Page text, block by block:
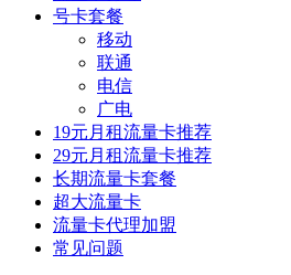
号卡套餐
移动
联通
电信
广电
19元月租流量卡推荐
29元月租流量卡推荐
长期流量卡套餐
超大流量卡
流量卡代理加盟
常见问题